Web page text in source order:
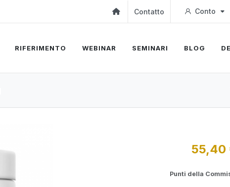
Contatto Conto
RIFERIMENTO WEBINAR SEMINARI BLOG
55,40
Punti della